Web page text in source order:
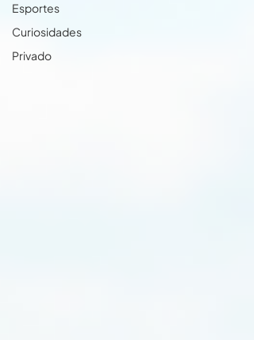
Esportes
Curiosidades
Privado